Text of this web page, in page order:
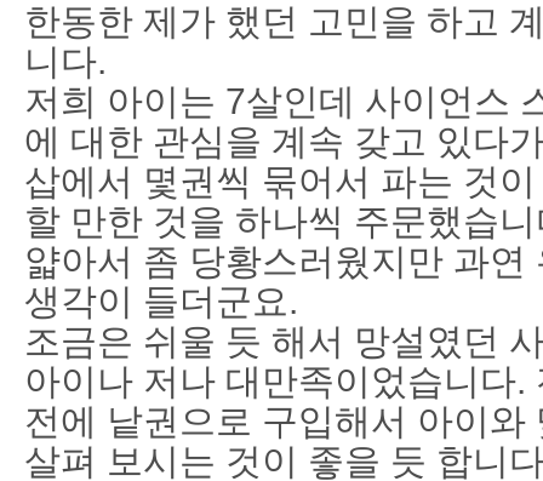
한동한 제가 했던 고민을 하고
니다.
저희 아이는 7살인데 사이언스
에 대한 관심을 계속 갖고 있다
삽에서 몇권씩 묶어서 파는 것
할 만한 것을 하나씩 주문했습
얇아서 좀 당황스러웠지만 과연
생각이 들더군요.
조금은 쉬울 듯 해서 망설였던
아이나 저나 대만족이었습니다.
전에 낱권으로 구입해서 아이와
살펴 보시는 것이 좋을 듯 합니